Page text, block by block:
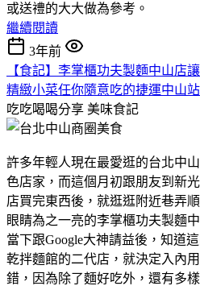
或送禮的大大做為參考。
繼續閱讀
3年前
【食記】李掌櫃功夫製麵中山店
精緻小菜任你隨意吃的捷運中山
吃吃喝喝分享 美味食記
許多年輕人現在最愛逛的台北中
色店家，而這個月初跟朋友到新
店買完東西後，就逛逛附近巷弄
眼睛為之一亮的李掌櫃功夫製麵
當下跟Google大神請益後，知道
乾拌麵館的二代店，就決定入內
錯，因為除了麵好吃外，還有多